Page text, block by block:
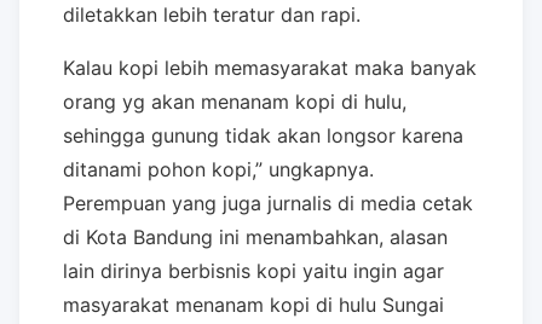
diletakkan lebih teratur dan rapi.
Kalau kopi lebih memasyarakat maka banyak
orang yg akan menanam kopi di hulu,
sehingga gunung tidak akan longsor karena
ditanami pohon kopi,” ungkapnya.
Perempuan yang juga jurnalis di media cetak
di Kota Bandung ini menambahkan, alasan
lain dirinya berbisnis kopi yaitu ingin agar
masyarakat menanam kopi di hulu Sungai